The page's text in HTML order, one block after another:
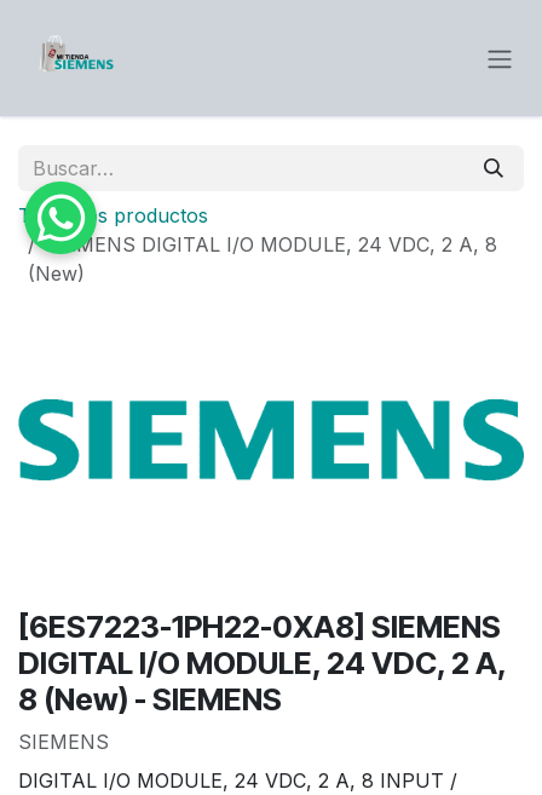
Todos los productos
SIEMENS DIGITAL I/O MODULE, 24 VDC, 2 A, 8
(New)
[6ES7223-1PH22-0XA8] SIEMENS
DIGITAL I/O MODULE, 24 VDC, 2 A,
8 (New) - SIEMENS
SIEMENS
DIGITAL I/O MODULE, 24 VDC, 2 A, 8 INPUT /